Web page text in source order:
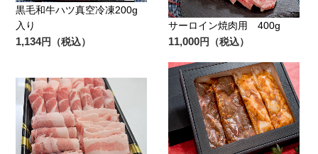
黒毛和牛ハツ真空冷凍200g
入り
1,134円（税込）
サーロイン焼肉用 400g
11,000円（税込）